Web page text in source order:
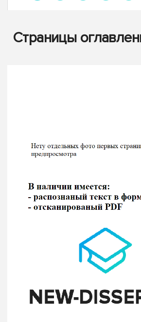
Страницы